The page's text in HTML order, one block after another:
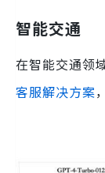
智能交通
在智能交通领
客服解决方案